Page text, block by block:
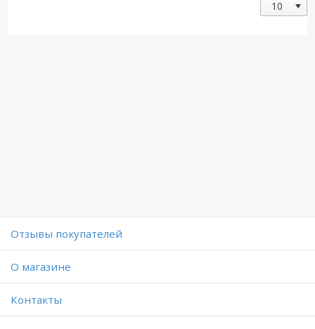
Отзывы покупателей
O магазине
Контакты